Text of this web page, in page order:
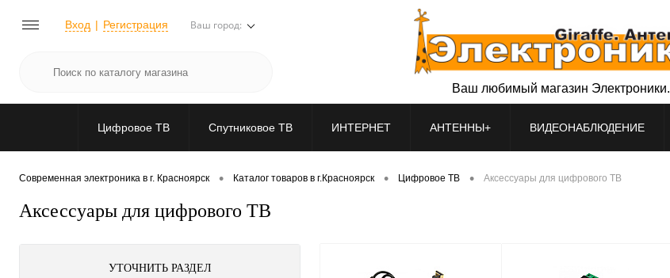
Вход Регистрация Ваш город:
Ваш любимый магазин Электроники.
Цифровое ТВ Спутниковое ТВ ИНТЕРНЕТ АНТЕННЫ+ ВИДЕОНАБЛЮДЕНИЕ
Современная электроника в г. Красноярск • Каталог товаров в г.Красноярск • Цифровое ТВ • Аксессуары для цифрового ТВ
Аксессуары для цифрового ТВ
УТОЧНИТЬ РАЗДЕЛ